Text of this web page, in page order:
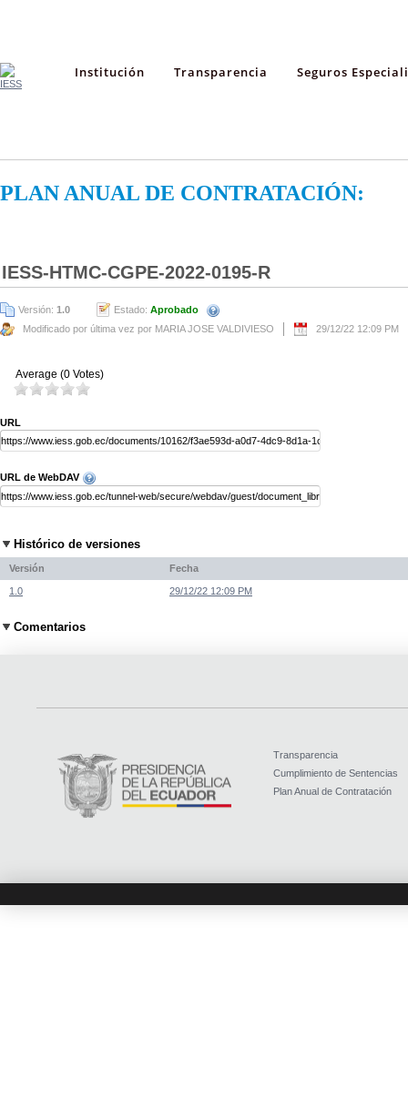
Institución Transparencia Seguros
PLAN ANUAL DE CONTRATACIÓN:
IESS-HTMC-CGPE-2022-0195-R
Versión: 1.0 Estado: Aprobado
Modificado por última vez por MARIA JOSE VALDIVIESO
29/12/22 12:09 PM
Average (0 Votes)
URL
URL de WebDAV
Histórico de versiones
Versión Fecha
1.0 29/12/22 12:09 PM
Comentarios
Transparencia
Cumplimiento de Sentencias
Plan Anual de Contratación